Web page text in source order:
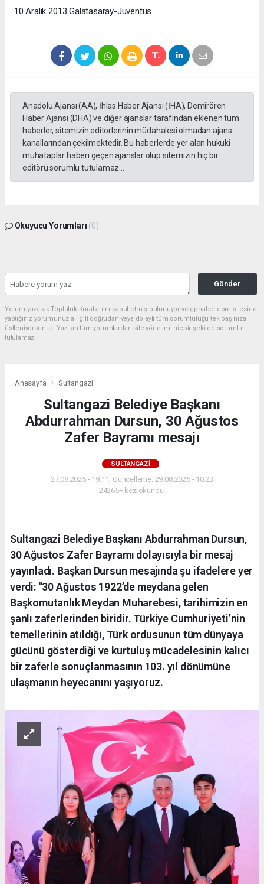
10 Aralık 2013 Galatasaray-Juventus
Anadolu Ajansı (AA), İhlas Haber Ajansı (İHA), Demirören
Haber Ajansı (DHA) ve diğer ajanslar tarafından eklenen tüm
haberler, sitemizin editörlerinin müdahalesi olmadan ajans
kanallarından çekilmektedir. Bu haberlerde yer alan hukuki
muhataplar haberi geçen ajanslar olup sitemizin hiç bir
editörü sorumlu tutulamaz...
Okuyucu Yorumları (0)
Gönder
Yorum yazarak Topluluk Kuralları’nı kabul etmiş bulunuyor ve gphaber.com sitesine
yaptığınız yorumunuzla ilgili doğrudan veya dolaylı tüm sorumluluğu tek başınıza
üstleniyorsunuz. Yazılan tüm yorumlardan site yönetimi hiçbir şekilde sorumlu
tutulamaz.
Anasayfa Sultangazi
Sultangazi Belediye Başkanı
Abdurrahman Dursun, 30 Ağustos
Zafer Bayramı mesajı
SULTANGAZI
27.08.2025 - 19:11, Güncelleme: 29.08.2025 - 10:23
24265+ kez okundu.
Sultangazi Belediye Başkanı Abdurrahman Dursun,
30 Ağustos Zafer Bayramı dolayısıyla bir mesaj
yayınladı. Başkan Dursun mesajında şu ifadelere yer
verdi: “30 Ağustos 1922’de meydana gelen
Başkomutanlık Meydan Muharebesi, tarihimizin en
şanlı zaferlerinden biridir. Türkiye Cumhuriyeti’nin
temellerinin atıldığı, Türk ordusunun tüm dünyaya
gücünü gösterdiği ve kurtuluş mücadelesinin kalıcı
bir zaferle sonuçlanmasının 103. yıl dönümüne
ulaşmanın heyecanını yaşıyoruz.